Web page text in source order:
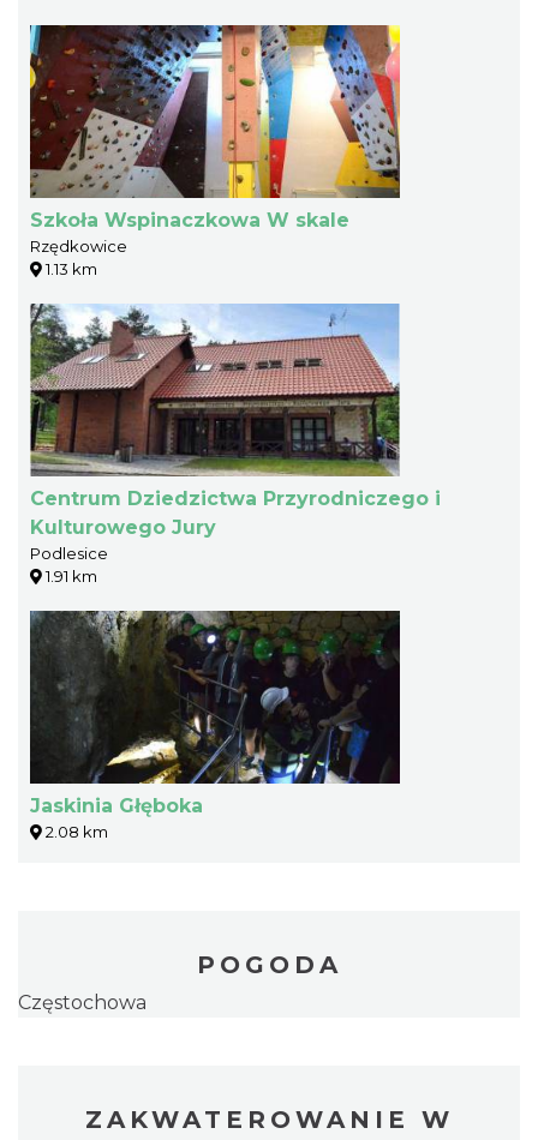
Szkoła Wspinaczkowa W skale
Rzędkowice
1.13 km
Centrum Dziedzictwa Przyrodniczego i
Kulturowego Jury
Podlesice
1.91 km
Jaskinia Głęboka
2.08 km
POGODA
Częstochowa
ZAKWATEROWANIE W